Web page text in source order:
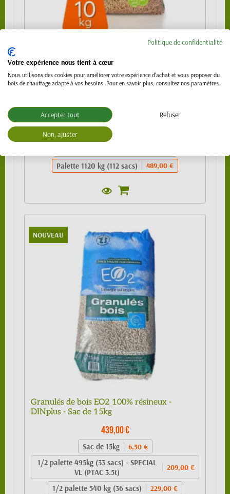
Granulés de bois 100% résineux- BIO PELLET
EnPlus A1 - SAC 10kg
489,00 €
1/4 de palette (24 sacs)
1/2 palette 480kg (48 sacs) - SPECIAL
VL (PTAC 3.5t)
Palette 1120 kg (112 sacs) 489,00 €
NOUVEAU
Granulés de bois EO2 100% résineux -
DINplus - Sac de 15kg
439,00 €
Sac de 15kg 6,50 €
1/2 palette 495kg (33 sacs) - SPECIAL
VL (PTAC 3.5t)
209,00 €
1/2 palette 540 kg (36 sacs) 229,00 €
Politique de confidentialité
Votre expérience nous tient à cœur
Nous utilisons des cookies pour améliorer votre expérience d'achat et vous proposer du
bois de chauffage adapté à vos besoins. Pour en savoir plus, consultez nos paramètres.
Accepter tout Refuser
Non, ajuster